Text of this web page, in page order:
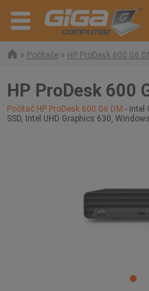
» Počítače » HP ProDesk 600 G6
HP ProDesk 600
Počítač HP ProDesk 600 G6 DM - Intel
SSD, Intel UHD Graphics 630,